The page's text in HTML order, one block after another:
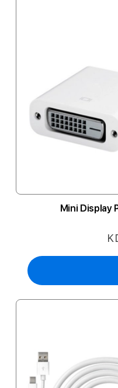
Mini Display